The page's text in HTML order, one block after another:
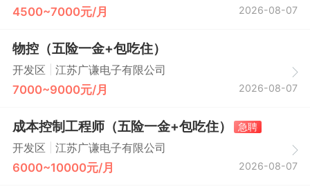
4500~7000元/月 2026-08-07
物控（五险一金+包吃住）
开发区 江苏广谦电子有限公司
7000~9000元/月 2026-08-07
成本控制工程师（五险一金+包吃住）
急聘
开发区
江苏广谦电子有限公司
6000~10000元/月 2026-08-07